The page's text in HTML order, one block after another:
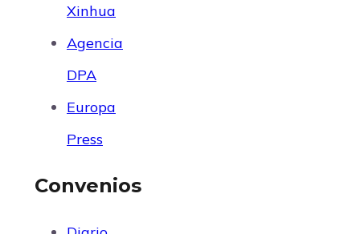
Xinhua
Agencia
DPA
Europa
Press
Convenios